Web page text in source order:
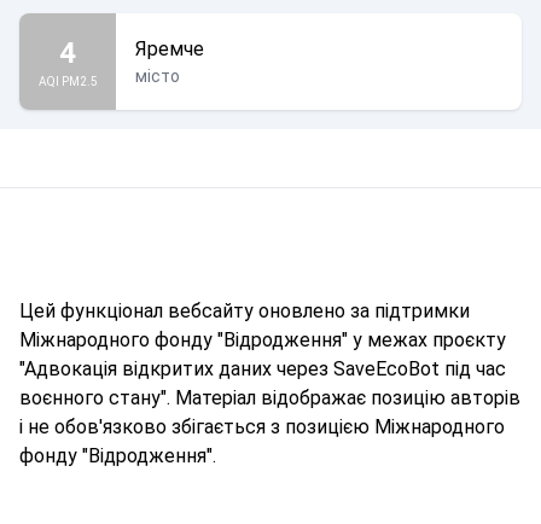
4
AQI PM2.5
Яремче
місто
Цей функціонал вебсайту оновлено за підтримки
Міжнародного фонду "Відродження" у межах проєкту
"Адвокація відкритих даних через SaveEcoBot під час
воєнного стану". Матеріал відображає позицію авторів
і не обов'язково збігається з позицією Міжнародного
фонду "Відродження".